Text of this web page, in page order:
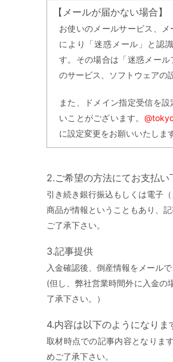
【メールが届かない場合】
お使いのメールサービス、
により「迷惑メール」と認
す。その場合は「迷惑メー
のサービス、ソフトウェアの
また、ドメイン指定受信を
いことがございます。
に設定変更をお願いいたします
2.ご希望の方法にてお支払い
引き続き銀行振込もしくは電子
商品が情報ということもあり、
ご了承下さい。
3.記事提供
入金確認後、倒産情報をメールで
(但し、弊社営業時間外に入金の
了承下さい。）
4.内容は以下のようになりま
取材時点での記事内容となりま
めご了承下さい。